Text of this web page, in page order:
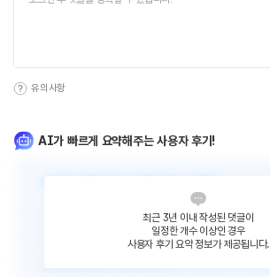
유의사항
AI가 빠르게 요약해주는 사용자 후기!
최근 3년 이내 작성된 댓글이
일정한 개수 이상인 경우
사용자 후기 요약 정보가 제공됩니다.